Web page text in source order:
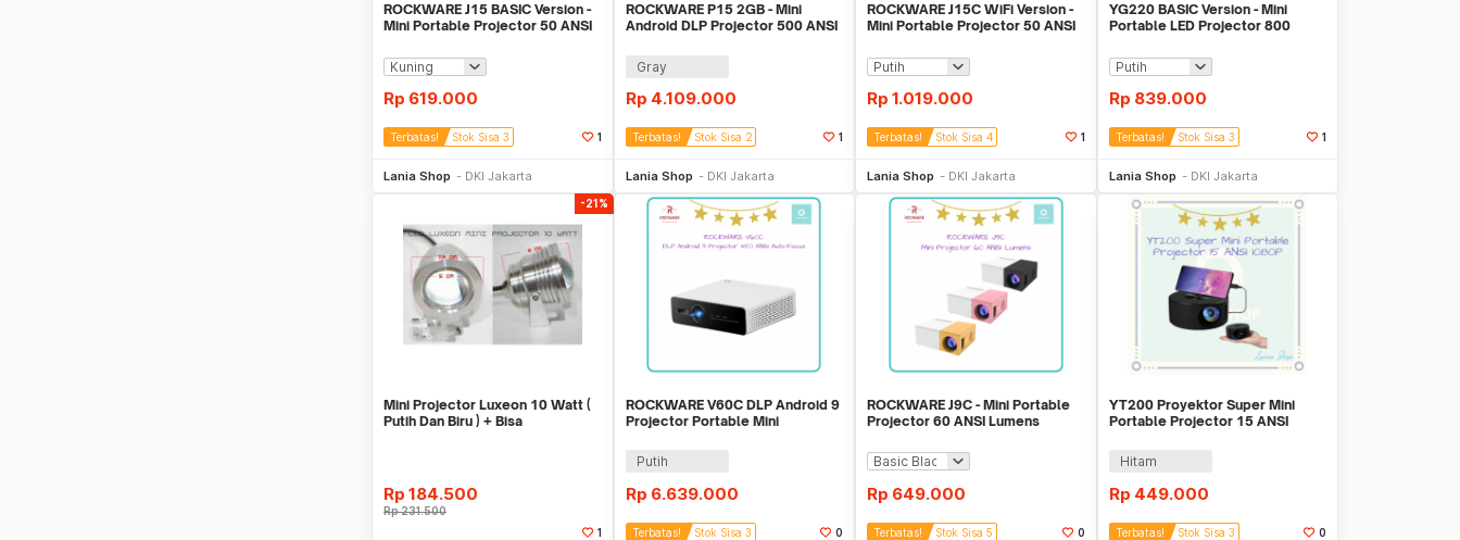
ROCKWARE J15 BASIC Version -
Mini Portable Projector 50 ANSI
Rp 619.000
Terbatas! Stok Sisa 3 1
Lania Shop DKI Jakarta
ROCKWARE P15 2GB - Mini
Android DLP Projector 500 ANSI
Gray
Rp 4.109.000
Terbatas! Stok Sisa 2 1
Lania Shop DKI Jakarta
ROCKWARE J15C WiFi Version -
Mini Portable Projector 50 ANSI
Rp 1.019.000
Terbatas! Stok Sisa 4 1
Lania Shop DKI Jakarta
YG220 BASIC Version - Mini
Portable LED Projector 800
Rp 839.000
Terbatas! Stok Sisa 3 1
Lania Shop DKI Jakarta
-21%
Mini Projector Luxeon 10 Watt (
Putih Dan Biru ) + Bisa
Rp 184.500
Rp231.500
1
ROCKWARE V60C DLP Android 9
Projector Portable Mini
Putih
Rp 6.639.000
Terbatas! Stok Sisa 3 0
ROCKWARE J9C - Mini Portable
Projector 60 ANSI Lumens
Rp 649.000
Terbatas! Stok Sisa 5 0
YT200 Proyektor Super Mini
Portable Projector 15 ANSI
Hitam
Rp 449.000
Terbatas! Stok Sisa 3 0